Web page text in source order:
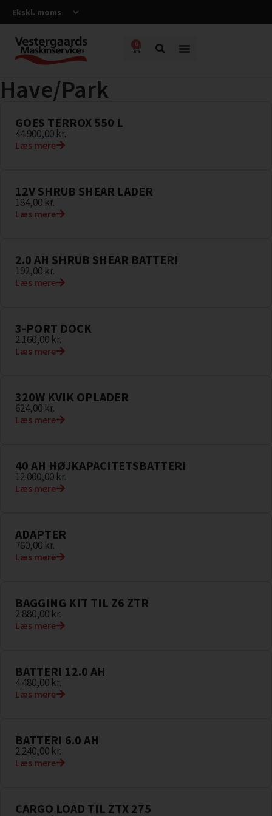
0
Have/Park
GOES TERROX 550 L
44.900,00 kr.
Læs mere
12V SHRUB SHEAR LADER
184,00 kr.
Læs mere
2.0 AH SHRUB SHEAR BATTERI
192,00 kr.
Læs mere
3-PORT DOCK
2.160,00 kr.
Læs mere
320W KVIK OPLADER
624,00 kr.
Læs mere
40 AH HØJKAPACITETSBATTERI
12.000,00 kr.
Læs mere
ADAPTER
760,00 kr.
Læs mere
BAGGING KIT TIL Z6 ZTR
2.880,00 kr.
Læs mere
BATTERI 12.0 AH
4.480,00 kr.
Læs mere
BATTERI 6.0 AH
2.240,00 kr.
Læs mere
CARGO LOAD TIL ZTX 275